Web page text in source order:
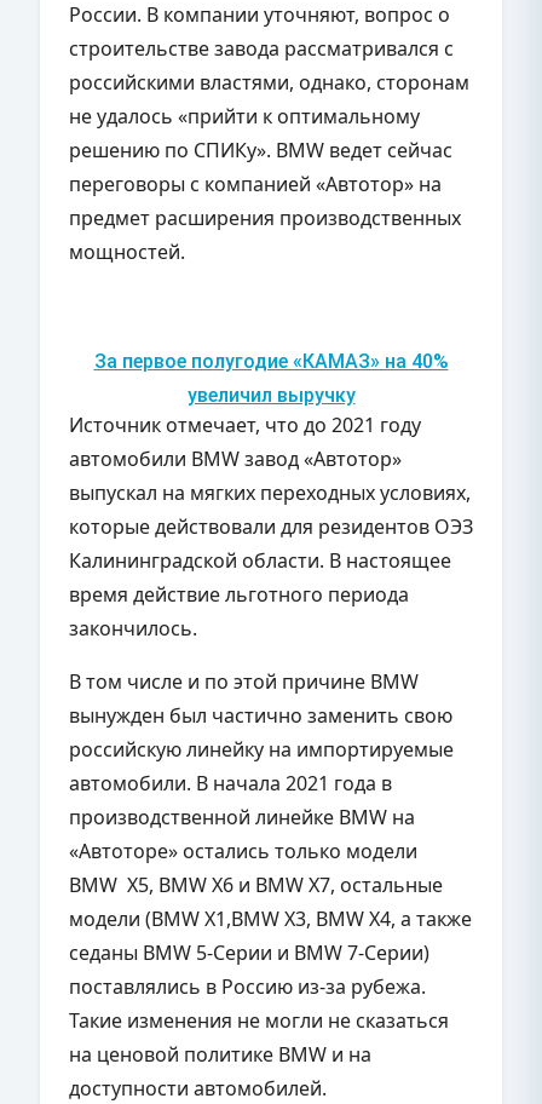
России. В компании уточняют, вопрос о
строительстве завода рассматривался с
российскими властями, однако, сторонам
не удалось «прийти к оптимальному
решению по СПИКу». BMW ведет сейчас
переговоры с компанией «Автотор» на
предмет расширения производственных
мощностей.
За первое полугодие «КАМАЗ» на 40%
увеличил выручку
Источник отмечает, что до 2021 году
автомобили BMW завод «Автотор»
выпускал на мягких переходных условиях,
которые действовали для резидентов ОЭЗ
Калининградской области. В настоящее
время действие льготного периода
закончилось.
В том числе и по этой причине BMW
вынужден был частично заменить свою
российскую линейку на импортируемые
автомобили. В начала 2021 года в
производственной линейке BMW на
«Автоторе» остались только модели
BMW X5, BMW X6 и BMW X7, остальные
модели (BMW X1,BMW X3, BMW X4, а также
седаны BMW 5-Серии и BMW 7-Серии)
поставлялись в Россию из-за рубежа.
Такие изменения не могли не сказаться
на ценовой политике BMW и на
доступности автомобилей.